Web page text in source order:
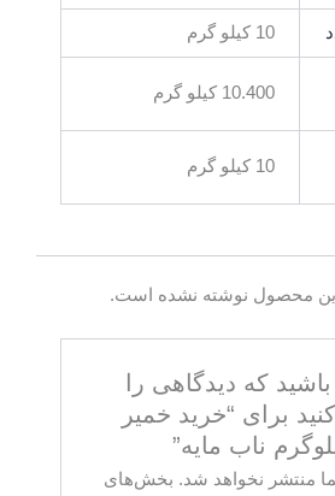
10 کیلو گرم
10.400 کیلو گرم
10 کیلو گرم
این محصول نوشته نشده است.
که دیدگاهی را
برای “خرید خمیر
منتشر نخواهد شد. بخش‌های